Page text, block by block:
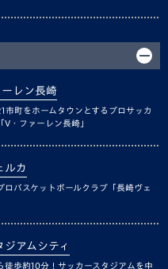
レン長崎
市町をホームタウンとするプロサッカ
V・ファーレン長崎」
ルカ
ロバスケットボールクラブ「長崎ヴェ
ジアムシティ
徒歩約10分！サッカースタジアムを中